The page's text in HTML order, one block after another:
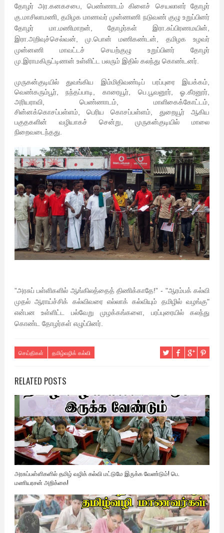
தோழர் அர.கனகசபை, பெண்ணாடம் கிளைச் செயலாளர் தோழர்
கு.மாசிலாமணி, தமிழக மாணவர் முன்ணணி நடுவண் குழு உறுப்பினர்
தோழர் மா.மணிமாறன், தோழர்கள் இரா.சுப்பிரணமயின்,
இரா.அறிவுச்செல்வன், மு.பொன் மணிகண்டன், தமிழக உழவர்
முன்னணி மாவட்டச் செயற்குழு உறுப்பினர் தோழர்
மு.இராமகிருட்டிணன் உள்ளிட்ட பலரும் இதில் கலந்து கொண்டனர்.
முருகன்குடியில் துவங்கிய இம்மிதிவண்டிப் பரப்புரை இயக்கம்,
வெண்கரும்பூர், நந்தப்பாடி, காரையூர், பெ.பூவனூர், ஓ.கீரனூர்,
அரியராவி, பெண்ணாடம், மாளிகைக்கோட்டம்,
சின்னக்கொசப்பள்ளம், பெரிய கொசப்பள்ளம், துறையூர் ஆகிய
பகுதகளின் வழியாகச் சென்று, முருகன்குடியில் மாலை
நிறைவடைந்தது.
”அரசுப் பள்ளிகளில் ஆங்கிலத்தைத் திணிக்காதே!” - "ஆரம்பக் கல்வி
முதல் ஆராய்ச்சிக் கல்விவரை எல்லாக் கல்வியும் தமிழில் வழங்கு"
என்பன உள்ளிட்ட பல்வேறு முழக்கங்களை, பரப்புரையில் கலந்து
கொண்ட தோழர்கள் எழுப்பினர்.
செய்திகள் தமிழ்வழிக் கல்வி
RELATED POSTS
அரசுப்பள்ளிகளில் தமிழ் வழிக் கல்வி மட்டுமே இருக்க வேண்டும்! பெ.
மணியரசன் அறிக்கை!